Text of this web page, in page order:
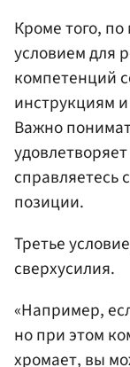
Кроме того,
условием для
компетенций
инструкциям
Важно
справляетесь
позиции.
Третье
сверхусилия.
«Например,
но при этом
хромает, вы